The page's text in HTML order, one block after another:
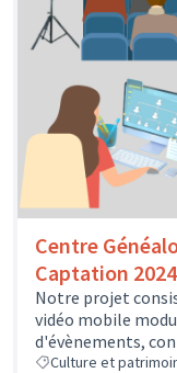
Centre
Captation 2024
Notre projet
vidéo mobile
d'évènements,
Culture et